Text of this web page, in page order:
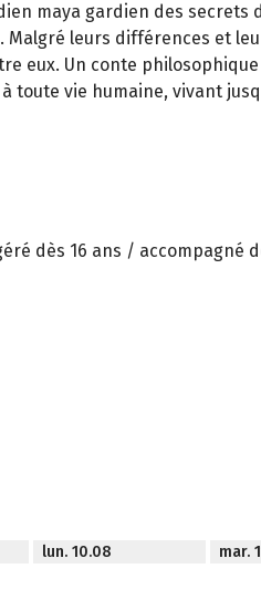
maya gardien des
Malgré leurs différences et
eux. Un conte
toute vie humaine, vivant
dès 16 ans / accompagné
lun. 10.08 mar.